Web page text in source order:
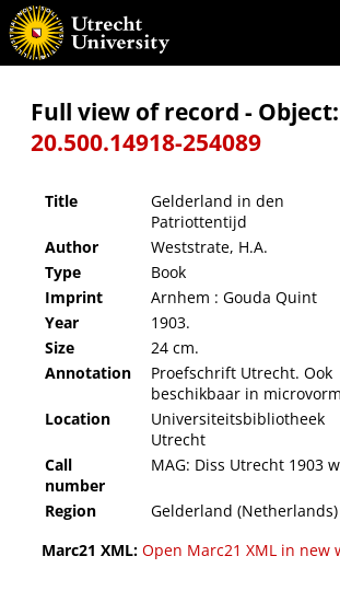
Gelderland in den Patriottentijd
Full view of record - Object:
20.500.14918-254089
Title
Gelderland in den
Patriottentijd
Author Weststrate, H.A.
Type
Book
Imprint
Arnhem : Gouda Quint
Year
1903.
Size
24 cm.
Annotation
Proefschrift Utrecht. Ook
beschikbaar in
Location
Universiteitsbibliotheek
Utrecht
Call
number
MAG: Diss Utrecht 1903
Region Gelderland (Netherlands)
Marc21 XML: Open Marc21 XML in new